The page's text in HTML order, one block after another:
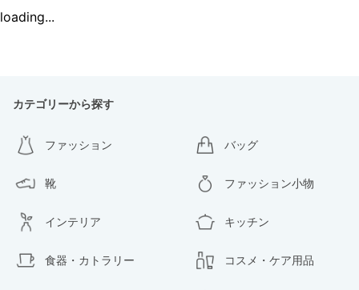
loading...
カテゴリーから探す
ファッション バッグ
靴 ファッション小物
インテリア キッチン
食器・カトラリー コスメ・ケア用品